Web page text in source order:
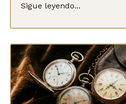
Sigue leyendo...